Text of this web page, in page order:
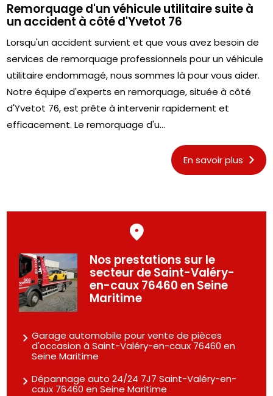
Remorquage d'un véhicule utilitaire suite à
un accident à côté d'Yvetot 76
Lorsqu'un accident survient et que vous avez besoin de
services de remorquage professionnels pour un véhicule
utilitaire endommagé, nous sommes là pour vous aider.
Notre équipe d'experts en remorquage, située à côté
d'Yvetot 76, est prête à intervenir rapidement et
efficacement. Le remorquage d'u...
En savoir plus
Nos prestations sur le
secteur de Saint-Valéry-
en-caux 76460 en Seine
Maritime
Garage automobile pour vente de pièces
d'occasion à Saint-Valéry-en-caux 76460 en
Seine Maritime
Dépannage auto 24/24 7J7 Saint-Valéry-en-
caux 76460 en Seine Maritime